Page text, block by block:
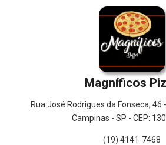
Magníficos
Rua José Rodrigues da Fonseca,
Campinas - SP - CEP:
(19) 4141-7468